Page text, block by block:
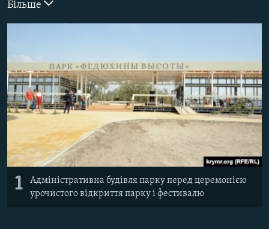
УКРАЇНСЬКА ПРОБЛЕМА КРИМУ
ІНФОГРАФІКА
Русский
ДОЛУЧАЙСЯ!
Усі сайти RFE/RL
Більше
1
Адміністративна будівля парку перед церемонією
урочистого відкриття парку і фестивалю